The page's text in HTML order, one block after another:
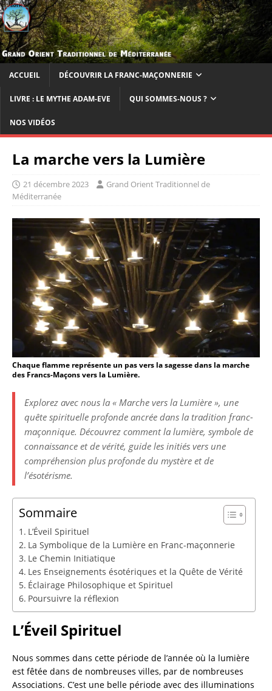
ACCUEIL DÉCOUVRIR LA FRANC-MAÇONNERIE
LIVRE : LE MYTHE ADAM-EVE QUI SOMMES-NOUS ?
NOS VIDÉOS
La marche vers la Lumière
21 décembre 2023
Grand Orient Traditionnel de
Méditerranée
Chaque flamme représente un pas vers la sagesse dans la marche
des Francs-Maçons vers la Lumière.
Explorez avec nous la « Marche vers la Lumière », une
quête spirituelle profonde ancrée dans la tradition franc-
maçonnique. Découvrez comment la lumière, symbole de
connaissance et de vérité, guide les initiés vers une
compréhension plus profonde du mystère et de
l’ésotérisme.
Sommaire
L’Éveil Spirituel
La Symbolique de la Lumière en Franc-maçonnerie
Le Chemin Initiatique
Les Enseignements ésotériques et la Quête de Vérité
Éclairage Philosophique et Spirituel
Poursuivre la réflexion
L’Éveil Spirituel
Nous sommes dans cette période de l’année où la lumière
est fêtée dans de nombreuses villes, par de nombreuses
Associations. C’est une belle période avec des illuminations